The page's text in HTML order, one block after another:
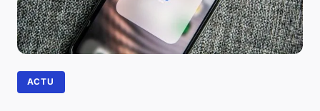
ACTU